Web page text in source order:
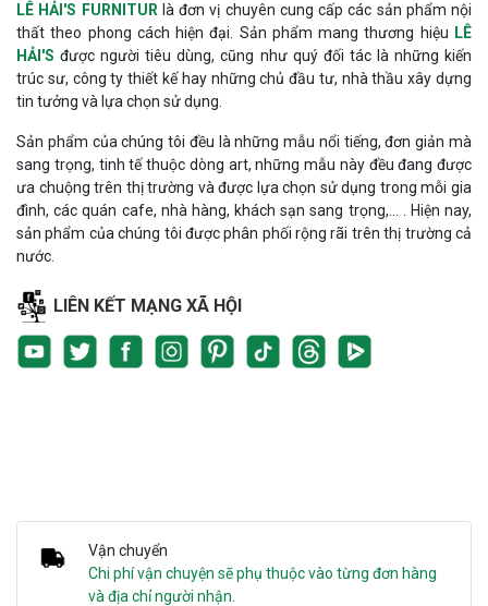
LÊ HẢI'S FURNITURlà đơn vị chuyên cung cấp các sản phẩm nội
thất theo phong cách hiện đại. Sản phẩm mang thương hiệu LÊ
HẢI'Sđược người tiêu dùng, cũng như quý đối tác là những kiến
trúc sư, công ty thiết kế hay những chủ đầu tư, nhà thầu xây dựng
tin tưởng và lựa chọn sử dụng.
Sản phẩm của chúng tôi đều là những mẫu nổi tiếng, đơn giản mà
sang trọng, tinh tế thuộc dòng art, những mẫu này đều đang được
ưa chuộng trên thị trường và được lựa chọn sử dụng trong mỗi gia
đình, các quán cafe, nhà hàng, khách sạn sang trọng,... . Hiện nay,
sản phẩm của chúng tôi được phân phối rộng rãi trên thị trường cả
nước.
LIÊN KẾT MẠNG XÃ HỘI
Vận chuyển
Chi phí vận chuyện sẽ phụ thuộc vào từng đơn hàng
và địa chỉ người nhận.